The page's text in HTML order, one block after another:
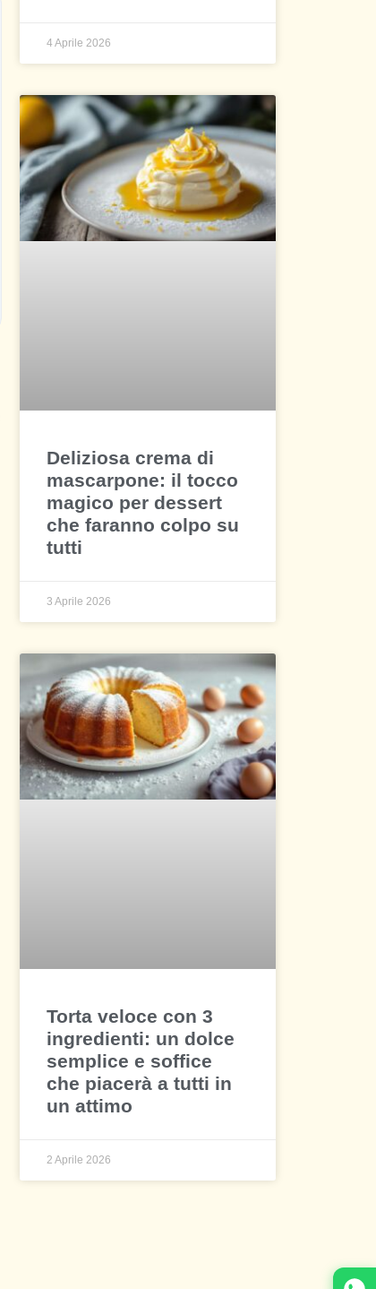
4 Aprile 2026
Deliziosa crema di
mascarpone: il tocco
magico per dessert
che faranno colpo su
tutti
3 Aprile 2026
Torta veloce con 3
ingredienti: un dolce
semplice e soffice
che piacerà a tutti in
un attimo
2 Aprile 2026